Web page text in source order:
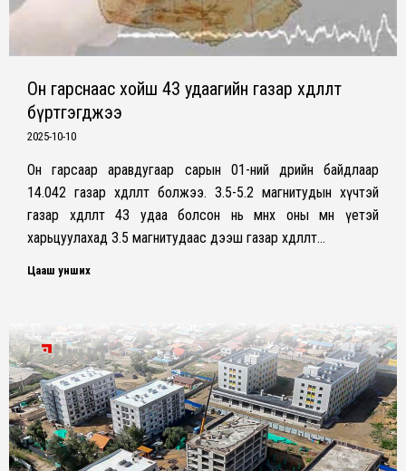
Он гарснаас хойш 43 удаагийн газар хөдлөлт
бүртгэгджээ
2025-10-10
Он гарсаар аравдугаар сарын 01-ний өдрийн байдлаар
14.042 газар хөдлөлт болжээ. 3.5-5.2 магнитудын хүчтэй
газар хөдлөлт 43 удаа болсон нь өмнөх оны мөн үетэй
харьцуулахад 3.5 магнитудаас дээш газар хөдлөлт…
Цааш унших